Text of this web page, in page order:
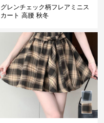
グレンチェック柄フレアミニス
カート 高腰 秋冬